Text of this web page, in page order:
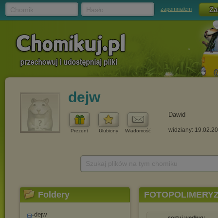
zapomniałem
dejw
Prezent Ulubiony Wiadomość
Dawid
widziany:
Foldery
dejw